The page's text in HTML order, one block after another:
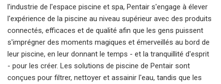
l'industrie de l'espace piscine et spa, Pentair s'engage à élever
l'expérience de la piscine au niveau supérieur avec des produits
connectés, efficaces et de qualité afin que les gens puissent
s'imprégner des moments magiques et émerveillés au bord de
leur piscine, en leur donnant le temps - et la tranquillité d'esprit
- pour les créer. Les solutions de piscine de Pentair sont
conçues pour filtrer, nettoyer et assainir l'eau, tandis que les